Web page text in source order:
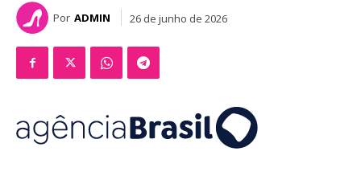
Por ADMIN 26 de junho de 2026